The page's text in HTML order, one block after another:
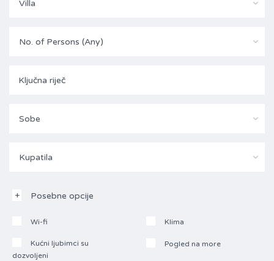
Villa
No. of Persons (Any)
Sobe
Kupatila
Posebne opcije
Wi-fi Klima
Kućni ljubimci su
dozvoljeni
Pogled na more